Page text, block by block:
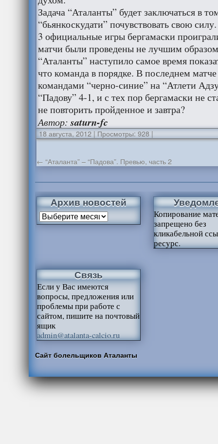
Задача “Аталанты” будет заключаться в
“бьянкоскудати” почувствовать свою
3 официальные игры бергамаски
матчи были проведены не лучшим
“Аталанты” наступило самое время
что команда в порядке. В последнем
командами “черно-синие” на “Атлети
“Падову” 4-1, и с тех пор бергамаски не
не повторить пройденное и завтра?
Автор:saturn-fc
18 августа, 2012 | Просмотры: 928|
← “Аталанта” – “Падова”. Превью, часть 2
Архив новостей
Копирование
запрещено без
кликабельной
ресурс.
Связь
Если у Вас имеются
вопросы, предложения или
проблемы при работе с
сайтом, пишите на почтовый
ящик
admin@atalanta-calcio.ru
Сайт болельщиков Аталанты